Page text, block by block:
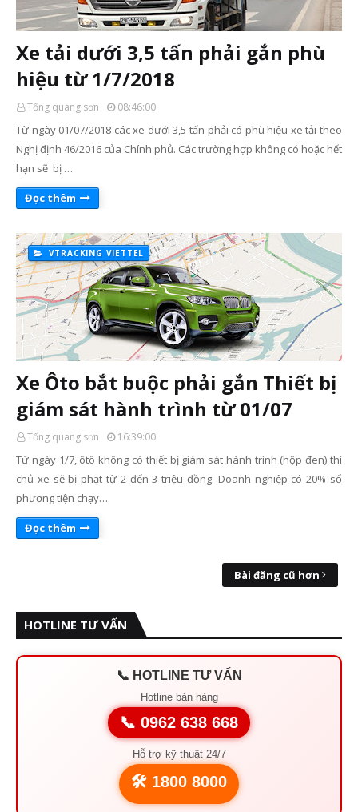
Xe tải dưới 3,5 tấn phải gắn phù
hiệu từ 1/7/2018
Tống quang sơn 08:46:00
Từ ngày 01/07/2018 các xe dưới 3,5 tấn phải có phù hiệu xe tải theo
Nghị định 46/2016 của Chính phủ. Các trường hợp không có hoặc hết
hạn sẽ bị …
Đọc thêm
VTRACKING VIETTEL
Xe Ôto bắt buộc phải gắn Thiết bị
giám sát hành trình từ 01/07
Tống quang sơn 16:39:00
Từ ngày 1/7, ôtô không có thiết bị giám sát hành trình (hộp đen) thì
chủ xe sẽ bị phạt từ 2 đến 3 triệu đồng. Doanh nghiệp có 20% số
phương tiện chạy…
Đọc thêm
Bài đăng cũ hơn
HOTLINE TƯ VẤN
📞 HOTLINE TƯ VẤN
Hotline bán hàng
📞 0962 638 668
Hỗ trợ kỹ thuật 24/7
🛠️ 1800 8000